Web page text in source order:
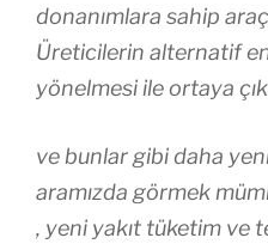
donanımlara sahip
Üreticilerin alternatif
yönelmesi ile ortaya
ve bunlar gibi daha
aramızda görmek
, yeni yakıt tüketim ve